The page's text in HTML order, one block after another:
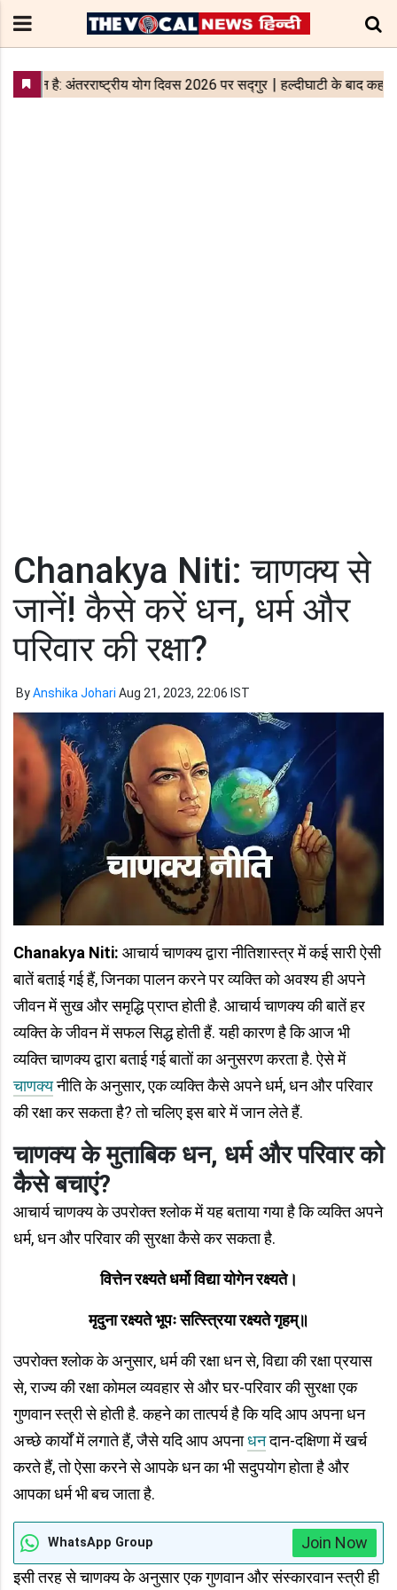
Chanakya Niti: चाणक्य से
जानें! कैसे करें धन, धर्म और
परिवार की रक्षा?
ByAnshika Johari Aug 21, 2023, 22:06 IST
Chanakya Niti: आचार्य चाणक्य द्वारा नीतिशास्त्र में कई सारी ऐसी
बातें बताई गई हैं, जिनका पालन करने पर व्यक्ति को अवश्य ही अपने
जीवन में सुख और समृद्धि प्राप्त होती है. आचार्य चाणक्य की बातें हर
व्यक्ति के जीवन में सफल सिद्ध होती हैं. यही कारण है कि आज भी
व्यक्ति चाणक्य द्वारा बताई गई बातों का अनुसरण करता है. ऐसे में
चाणक्यनीति के अनुसार, एक व्यक्ति कैसे अपने धर्म, धन और परिवार
की रक्षा कर सकता है? तो चलिए इस बारे में जान लेते हैं.
चाणक्य के मुताबिक धन, धर्म और परिवार को
कैसे बचाएं?
आचार्य चाणक्य के उपरोक्त श्लोक में यह बताया गया है कि व्यक्ति अपने
धर्म, धन और परिवार की सुरक्षा कैसे कर सकता है.
वित्तेन रक्ष्यते धर्मो विद्या योगेन रक्ष्यते।
मृदुना रक्ष्यते भूपः सत्स्त्रिया रक्ष्यते गृहम्॥
उपरोक्त श्लोक के अनुसार, धर्म की रक्षा धन से, विद्या की रक्षा प्रयास
से, राज्य की रक्षा कोमल व्यवहार से और घर-परिवार की सुरक्षा एक
गुणवान स्त्री से होती है. कहने का तात्पर्य है कि यदि आप अपना धन
अच्छे कार्यों में लगाते हैं, जैसे यदि आप अपनाधनदान-दक्षिणा में खर्च
करते हैं, तो ऐसा करने से आपके धन का भी सदुपयोग होता है और
आपका धर्म भी बच जाता है.
WhatsApp Group
Join Now
इसी तरह से चाणक्य के अनुसार एक गुणवान और संस्कारवान स्त्री ही